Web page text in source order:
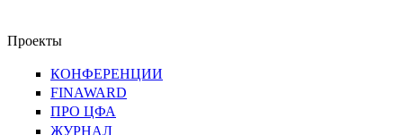
Проекты
КОНФЕРЕНЦИИ
FINAWARD
ПРО ЦФА
ЖУРНАЛ